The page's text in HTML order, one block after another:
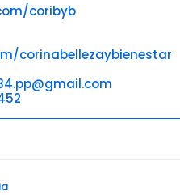
coribyb
corinabellezaybienestar